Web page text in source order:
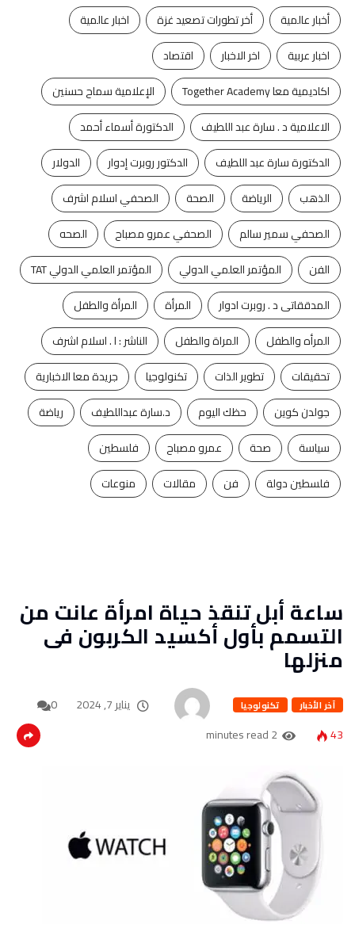
أخبار عالمية أخر تطورات تصعيد غزة
اخبار عالمية
اخبار عربية
اخر الاخبار
اقتصاد
اكاديمية معا Together Academy
الإعلامية سماح حسنين
الاعلامية د . سارة عبد اللطيف
الدكتورة أسماء أحمد
الدكتورة سارة عبد اللطيف
الدكتور روبرت إدوار
الدولار
الذهب
الرياضة الصحة
الصحفي اسلام اشرف
الصحفي سمير سالم
الصحفي عمرو مصباح
الصحه
الفن
المؤتمر العلمي الدولي
المؤتمر العلمي الدولي TAT
المدققاتى د . روبرت ادوار
المرأة
المرأة والطفل
المرأه والطفل
المراة والطفل
الناشر : ا . اسلام اشرف
تحقيقات
تطوير الذات تكنولوجيا
جريدة معا الاخبارية
جولدن كوين
حظك اليوم د.سارة عبداللطيف
رياضة
سياسة
صحة عمرو مصباح
فلسطين
فلسطين دولة
فن مقالات منوعات
ساعة أبل تنقذ حياة امرأة عانت من
التسمم بأول أكسيد الكربون فى
منزلها
آخر الأخبار تكنولوجيا يناير 7, 2024
0
43
2 minutes read